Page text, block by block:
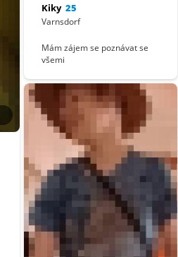
Kiky 25
Varnsdorf
Mám zájem se poznávat se
všemi